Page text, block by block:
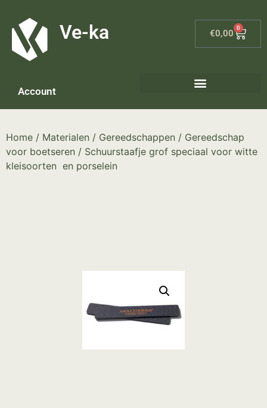
Ve-ka €0,00
0
Account
Home / Materialen / Gereedschappen / Gereedschap
voor boetseren / Schuurstaafje grof speciaal voor witte
kleisoorten en porselein